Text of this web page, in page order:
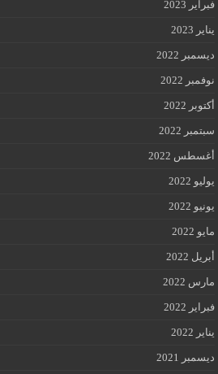
فبراير 2023
يناير 2023
ديسمبر 2022
نوفمبر 2022
أكتوبر 2022
سبتمبر 2022
أغسطس 2022
يوليو 2022
يونيو 2022
مايو 2022
أبريل 2022
مارس 2022
فبراير 2022
يناير 2022
ديسمبر 2021